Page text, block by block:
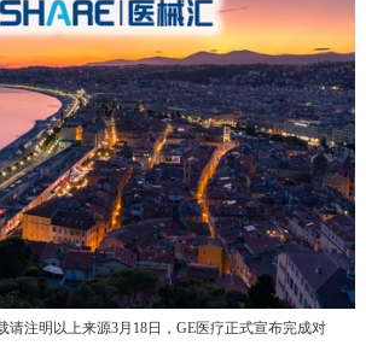
注明以上来源3月18日，GE医疗正式宣布完成对